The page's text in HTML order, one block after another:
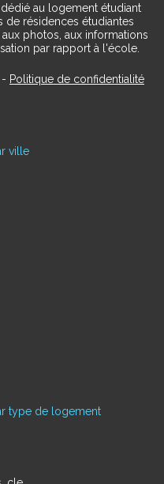
au logement étudiant
de résidences étudiantes
photos, aux informations
par rapport à l'école.
- Politique de confidentialité
ville
type de logement